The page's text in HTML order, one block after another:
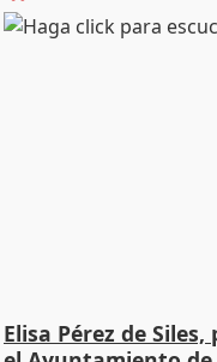
Elisa Pérez de